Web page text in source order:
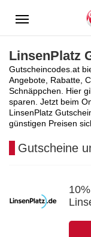
Menü
LinsenPlatz
Gutscheincodes.at
Angebote, Rabatte,
Schnäppchen. Hier
sparen. Jetzt beim
LinsenPlatz
günstigen Preisen
Gutscheine